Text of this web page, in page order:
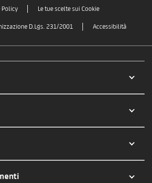
Policy Le tue scelte sui Cookie
D.Lgs. 231/2001 Accessibilità